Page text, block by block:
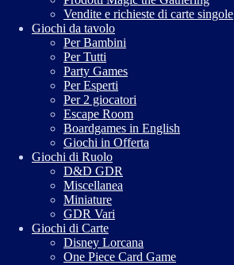
Vendite e richieste di carte singole
Giochi da tavolo
Per Bambini
Per Tutti
Party Games
Per Esperti
Per 2 giocatori
Escape Room
Boardgames in English
Giochi in Offerta
Giochi di Ruolo
D&D GDR
Miscellanea
Miniature
GDR Vari
Giochi di Carte
Disney Lorcana
One Piece Card Game